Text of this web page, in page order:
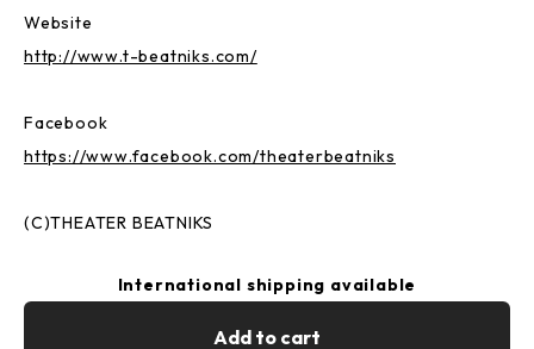
Website
http://www.t-beatniks.com/
Facebook
https://www.facebook.com/theaterbeatniks
(C)THEATER BEATNIKS
International shipping available
Add to cart